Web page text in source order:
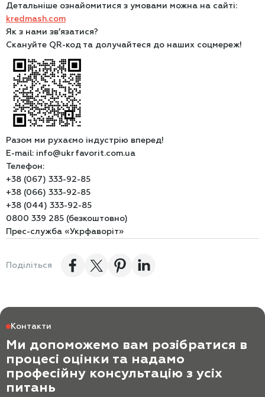
Детальніше ознайомитися з умовами можна на сайті:
kredmash.com
Як з нами зв’язатися?
Скануйте QR-код та долучайтеся до наших соцмереж!
Разом ми рухаємо індустрію вперед!
E-mail: info@ukrfavorit.com.ua
Телефон:
+38 (067) 333-92-85
+38 (066) 333-92-85
+38 (044) 333-92-85
0800 339 285 (безкоштовно)
Прес-служба «Укрфаворіт»
Поділіться
Контакти
Ми допоможемо вам розібратися в
процесі оцінки та надамо
професійну консультацію з усіх
питань